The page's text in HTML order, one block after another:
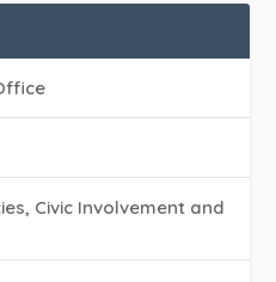
Civic Involvement and